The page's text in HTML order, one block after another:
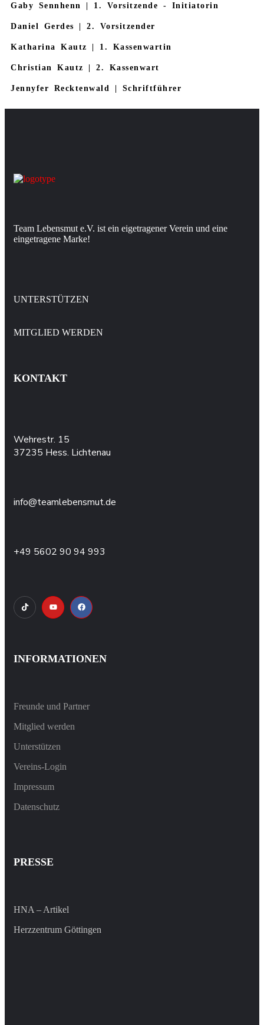
Gaby Sennhenn | 1. Vorsitzende - Initiatorin
Daniel Gerdes | 2. Vorsitzender
Katharina Kautz | 1. Kassenwartin
Christian Kautz | 2. Kassenwart
Jennyfer Recktenwald | Schriftführer
Team Lebensmut e.V. ist ein eigetragener Verein und eine
eingetragene Marke!
UNTERSTÜTZEN
MITGLIED WERDEN
KONTAKT
Wehrestr. 15
37235 Hess. Lichtenau
info@teamlebensmut.de
+49 5602 90 94 993
INFORMATIONEN
Freunde und Partner
Mitglied werden
Unterstützen
Vereins-Login
Impressum
Datenschutz
PRESSE
HNA – Artikel
Herzzentrum Göttingen